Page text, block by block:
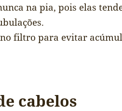
na pia, pois elas
filtro para evitar
cabelos